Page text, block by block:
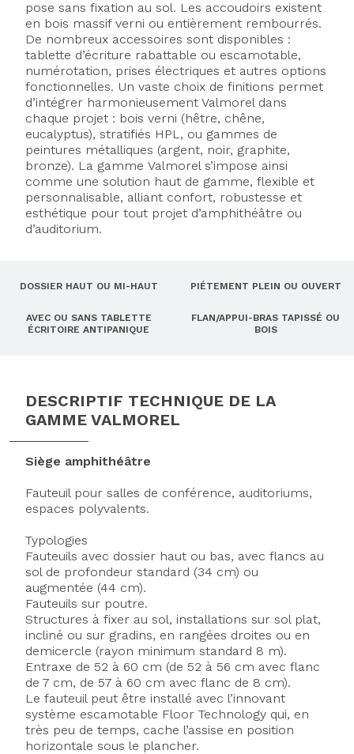
pose sans fixation au sol. Les accoudoirs existent
en bois massif verni ou entièrement rembourrés.
De nombreux accessoires sont disponibles :
tablette d’écriture rabattable ou escamotable,
numérotation, prises électriques et autres options
fonctionnelles. Un vaste choix de finitions permet
d’intégrer harmonieusement Valmorel dans
chaque projet : bois verni (hêtre, chêne,
eucalyptus), stratifiés HPL, ou gammes de
peintures métalliques (argent, noir, graphite,
bronze). La gamme Valmorel s’impose ainsi
comme une solution haut de gamme, flexible et
personnalisable, alliant confort, robustesse et
esthétique pour tout projet d’amphithéâtre ou
d’auditorium.
DOSSIER HAUT OU MI-HAUT PIÉTEMENT PLEIN OU OUVERT
AVEC OU SANS TABLETTE
ÉCRITOIRE ANTIPANIQUE
FLAN/APPUI-BRAS TAPISSÉ OU
BOIS
DESCRIPTIF TECHNIQUE DE LA
GAMME VALMOREL
Siège amphithéâtre
Fauteuil pour salles de conférence, auditoriums,
espaces polyvalents.
Typologies
Fauteuils avec dossier haut ou bas, avec flancs au
sol de profondeur standard (34 cm) ou
augmentée (44 cm).
Fauteuils sur poutre.
Structures à fixer au sol, installations sur sol plat,
incliné ou sur gradins, en rangées droites ou en
demicercle (rayon minimum standard 8 m).
Entraxe de 52 à 60 cm (de 52 à 56 cm avec flanc
de 7 cm, de 57 à 60 cm avec flanc de 8 cm).
Le fauteuil peut être installé avec l’innovant
système escamotable Floor Technology qui, en
très peu de temps, cache l’assise en position
horizontale sous le plancher.